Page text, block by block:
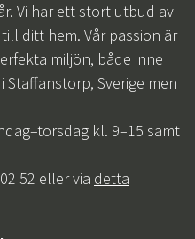
Vi har ett stort utbud av
ditt hem. Vår passion är
miljön, både inne
Staffanstorp, Sverige men
kl. 9–15 samt
52 eller via detta